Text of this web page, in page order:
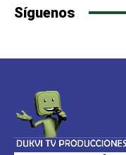
Síguenos